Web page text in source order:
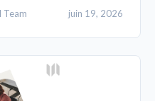
Team juin 19, 2026